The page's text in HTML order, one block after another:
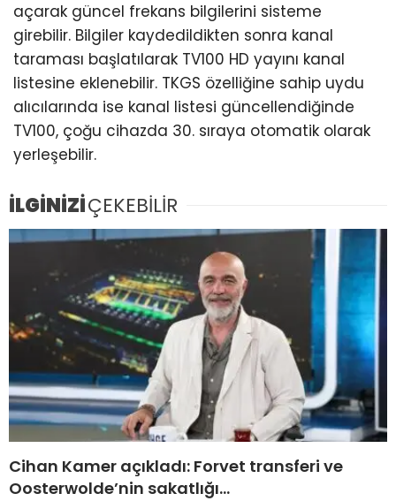
açarak güncel frekans bilgilerini sisteme
girebilir. Bilgiler kaydedildikten sonra kanal
taraması başlatılarak TV100 HD yayını kanal
listesine eklenebilir. TKGS özelliğine sahip uydu
alıcılarında ise kanal listesi güncellendiğinde
TV100, çoğu cihazda 30. sıraya otomatik olarak
yerleşebilir.
İLGİNİZİÇEKEBİLİR
Cihan Kamer açıkladı: Forvet transferi ve
Oosterwolde’nin sakatlığı…